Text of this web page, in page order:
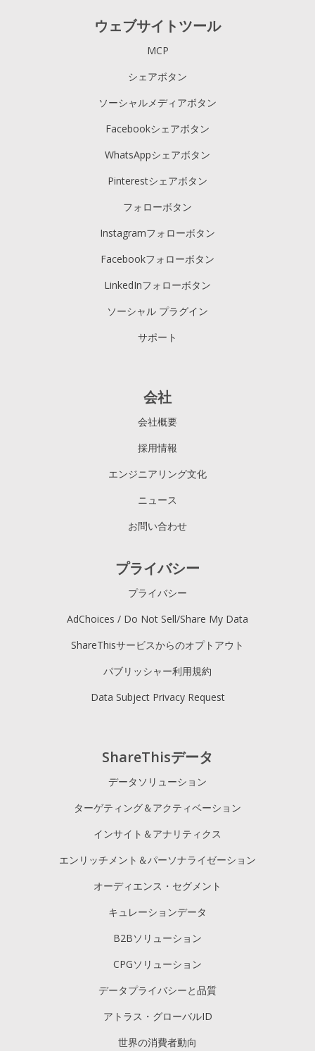
ウェブサイトツール
MCP
シェアボタン
ソーシャルメディアボタン
Facebookシェアボタン
WhatsAppシェアボタン
Pinterestシェアボタン
フォローボタン
Instagramフォローボタン
Facebookフォローボタン
LinkedInフォローボタン
ソーシャル プラグイン
サポート
ShareThisデータ
データソリューション
ターゲティング＆アクティベーション
インサイト＆アナリティクス
エンリッチメント＆パーソナライゼーション
オーディエンス・セグメント
キュレーションデータ
B2Bソリューション
CPGソリューション
データプライバシーと品質
アトラス・グローバルID
世界の消費者動向
会社
会社概要
採用情報
エンジニアリング文化
ニュース
お問い合わせ
プライバシー
プライバシー
AdChoices / Do Not Sell/Share My Data
ShareThisサービスからのオプトアウト
パブリッシャー利用規約
Data Subject Privacy Request